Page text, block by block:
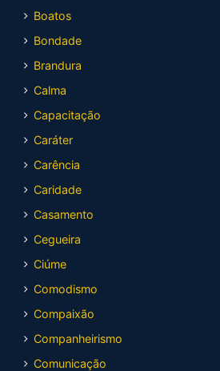
Boatos
Bondade
Brandura
Calma
Capacitação
Caráter
Carência
Caridade
Casamento
Cegueira
Ciúme
Comodismo
Compaixão
Companheirismo
Comunicação